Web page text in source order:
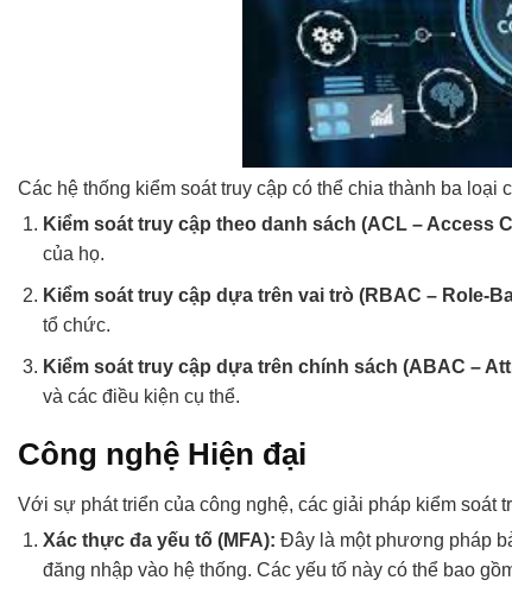
Các hệ thống kiểm soát truy cập có thể chia thành ba loại
Kiểm soát truy cập theo danh sách (ACL – Access
của họ.
Kiểm soát truy cập dựa trên vai trò (RBAC – Role-
tổ chức.
Kiểm soát truy cập dựa trên chính sách (ABAC –
và các điều kiện cụ thể.
Công nghệ Hiện đại
Với sự phát triển của công nghệ, các giải pháp kiểm soát
Xác thực đa yếu tố (MFA): Đây là một phương pháp
đăng nhập vào hệ thống. Các yếu tố này có thể bao